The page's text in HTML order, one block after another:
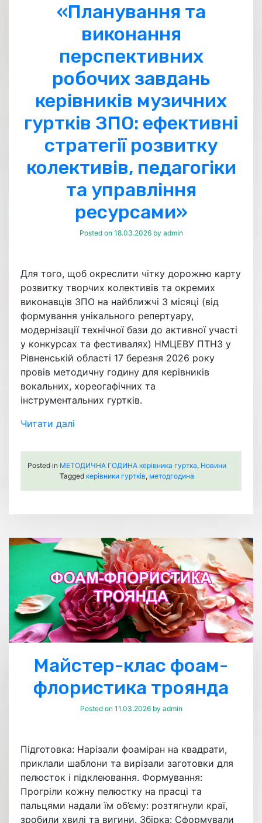
«Планування та
виконання
перспективних
робочих завдань
керівників музичних
гуртків ЗПО: ефективні
стратегії розвитку
колективів, педагогіки
та управління
ресурсами»
Posted on 18.03.2026by admin
Для того, щоб окреслити чітку дорожню карту
розвитку творчих колективів та окремих
виконавців ЗПО на найближчі 3 місяці (від
формування унікального репертуару,
модернізації технічної бази до активної участі
у конкурсах та фестивалях) НМЦЕВУ ПТНЗ у
Рівненській області 17 березня 2026 року
провів методичну годину для керівників
вокальних, хореогафічних та
інструментальних гуртків.
Читати далі
Posted in МЕТОДИЧНА ГОДИНА керівника гуртка, Новини
Tagged керівники гуртків, методгодина
Майстер-клас фоам-
флористика троянда
Posted on 11.03.2026by admin
Підготовка: Нарізали фоаміран на квадрати,
приклали шаблони та вирізали заготовки для
пелюсток і підклеювання. Формування:
Прогріли кожну пелюстку на прасці та
пальцями надали їм об’єму: розтягнули краї,
зробили хвилі та вигини. Збірка: Сформували